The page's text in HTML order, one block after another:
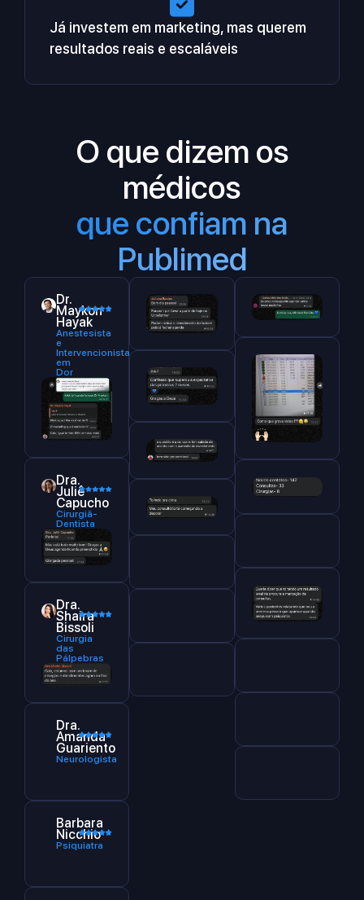
Já investem em marketing, mas querem
resultados reais e escaláveis
O que dizem os
médicos
que confiam na
Publimed
Dr.
Maykon
Hayak
Anestesista
e
Intervencionista
em
Dor
Dra.
Juliê
Capucho
Cirurgiã-
Dentista
Dra.
Shaira
Bissoli
Cirurgia
das
Pálpebras
Dra.
Amanda
Guariento
Neurologista
Barbara
Nicchio
Psiquiatra